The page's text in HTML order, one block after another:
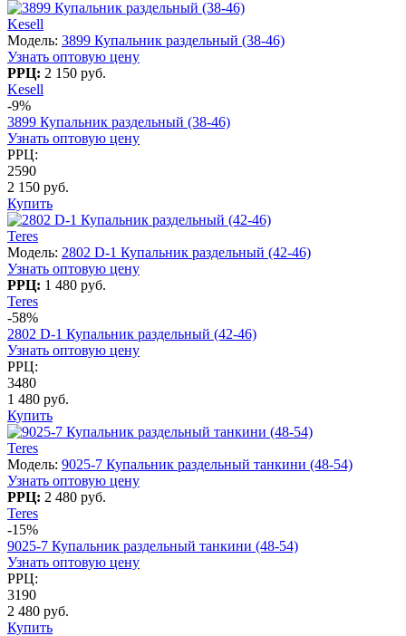
Kesell
Модель: 3899 Купальник раздельный (38-46)
Узнать оптовую цену
РРЦ: 2 150 руб.
Kesell
-9%
3899 Купальник раздельный (38-46)
Узнать оптовую цену
РРЦ:
2590
2 150 руб.
Купить
Teres
Модель: 2802 D-1 Купальник раздельный (42-46)
Узнать оптовую цену
РРЦ: 1 480 руб.
Teres
-58%
2802 D-1 Купальник раздельный (42-46)
Узнать оптовую цену
РРЦ:
3480
1 480 руб.
Купить
Teres
Модель: 9025-7 Купальник раздельный танкини (48-54)
Узнать оптовую цену
РРЦ: 2 480 руб.
Teres
-15%
9025-7 Купальник раздельный танкини (48-54)
Узнать оптовую цену
РРЦ:
3190
2 480 руб.
Купить